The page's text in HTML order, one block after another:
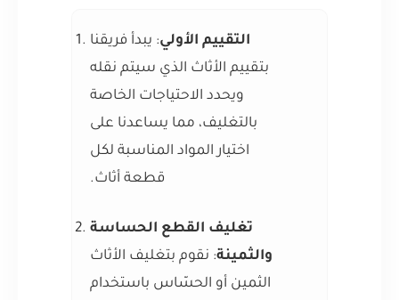
التقييم الأولي: يبدأ فريقنا
بتقييم الأثاث الذي سيتم نقله
ويحدد الاحتياجات الخاصة
بالتغليف، مما يساعدنا على
اختيار المواد المناسبة لكل
قطعة أثاث.
تغليف القطع الحساسة
والثمينة: نقوم بتغليف الأثاث
الثمين أو الحسّاس باستخدام